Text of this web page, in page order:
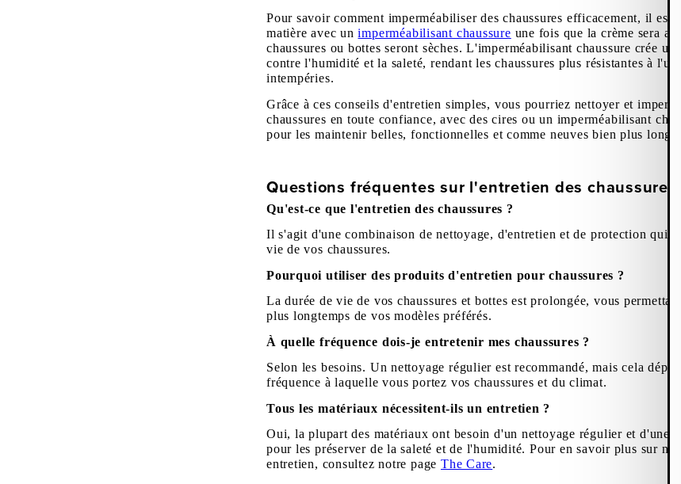
Pour savoir comment imperméabiliser des chaussures efficacement, il est
matière avec unimperméabilisant chaussure une fois que la crème sera
chaussures ou bottes seront sèches. L'imperméabilisant chaussure crée
contre l'humidité et la saleté, rendant les chaussures plus résistantes à
intempéries.
Grâce à ces conseils d'entretien simples, vous pourriez nettoyer et
chaussures en toute confiance, avec des cires ou un imperméabilisant
pour les maintenir belles, fonctionnelles et comme neuves bien plus
Questions fréquentes sur l'entretien des chaussures :
Qu'est-ce que l'entretien des chaussures ?
Il s'agit d'une combinaison de nettoyage, d'entretien et de protection qui
vie de vos chaussures.
Pourquoi utiliser des produits d'entretien pour chaussures ?
La durée de vie de vos chaussures et bottes est prolongée, vous
plus longtemps de vos modèles préférés.
À quelle fréquence dois-je entretenir mes chaussures ?
Selon les besoins. Un nettoyage régulier est recommandé, mais cela
fréquence à laquelle vous portez vos chaussures et du climat.
Tous les matériaux nécessitent-ils un entretien ?
Oui, la plupart des matériaux ont besoin d'un nettoyage régulier et d'une
pour les préserver de la saleté et de l'humidité. Pour en savoir plus sur nos
entretien, consultez notre page The Care.